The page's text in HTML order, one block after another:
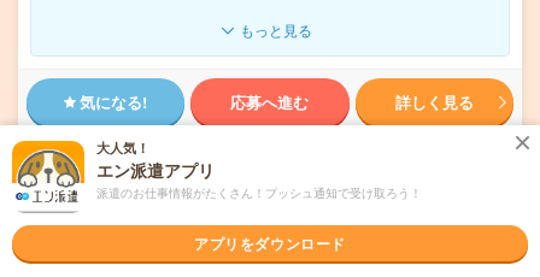
もっと見る
気になる! 応募へ進む 詳しく見る
派遣会社
未読 掲載日
大人気！
エン派遣アプリ
派遣のお仕事情報がたくさん！プッシュ通知で受け取ろう！
アプリをダウンロード